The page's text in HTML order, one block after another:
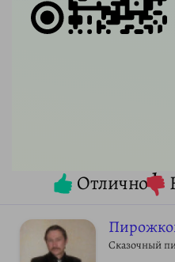
Отлично1
Сказочный